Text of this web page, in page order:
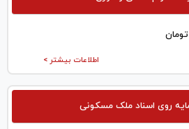
تومان
اطلاعات بیشتر >
روی اسناد ملک مسکونی